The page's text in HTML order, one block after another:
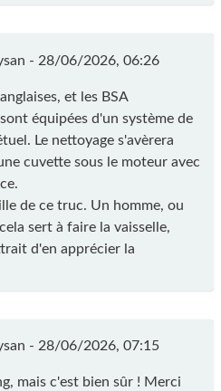
- 28/06/2026, 06:26
et les BSA
équipées d'un système de
Le nettoyage s'avèrera
cuvette sous le moteur avec
de ce truc. Un homme, ou
sert à faire la vaisselle,
d'en apprécier la
- 28/06/2026, 07:15
mais c'est bien sûr ! Merci